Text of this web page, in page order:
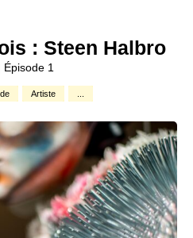
: Steen Halbro
Épisode 1
Artiste